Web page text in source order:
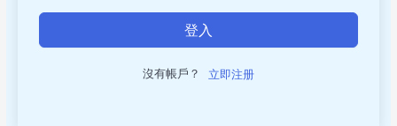
登入
沒有帳戶？ 立即注册